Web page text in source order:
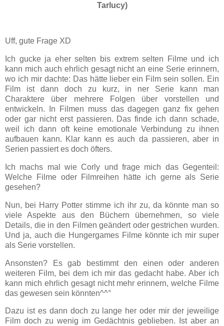
Tarlucy)
Uff, gute Frage XD
Ich gucke ja eher selten bis extrem selten Filme und ich
kann mich auch ehrlich gesagt nicht an eine Serie erinnern,
wo ich mir dachte: Das hätte lieber ein Film sein sollen. Ein
Film ist dann doch zu kurz, in ner Serie kann man
Charaktere über mehrere Folgen über vorstellen und
entwickeln. In Filmen muss das dagegen ganz fix gehen
oder gar nicht erst passieren. Das finde ich dann schade,
weil ich dann oft keine emotionale Verbindung zu ihnen
aufbauen kann. Klar kann es auch da passieren, aber in
Serien passiert es doch öfters.
Ich machs mal wie Corly und frage mich das Gegenteil:
Welche Filme oder Filmreihen hätte ich gerne als Serie
gesehen?
Nun, bei Harry Potter stimme ich ihr zu, da könnte man so
viele Aspekte aus den Büchern übernehmen, so viele
Details, die in den Filmen geändert oder gestrichen wurden.
Und ja, auch die Hungergames Filme könnte ich mir super
als Serie vorstellen.
Ansonsten? Es gab bestimmt den einen oder anderen
weiteren Film, bei dem ich mir das gedacht habe. Aber ich
kann mich ehrlich gesagt nicht mehr erinnern, welche Filme
das gewesen sein könnten^^°
Dazu ist es dann doch zu lange her oder mir der jeweilige
Film doch zu wenig im Gedächtnis geblieben. Ist aber an